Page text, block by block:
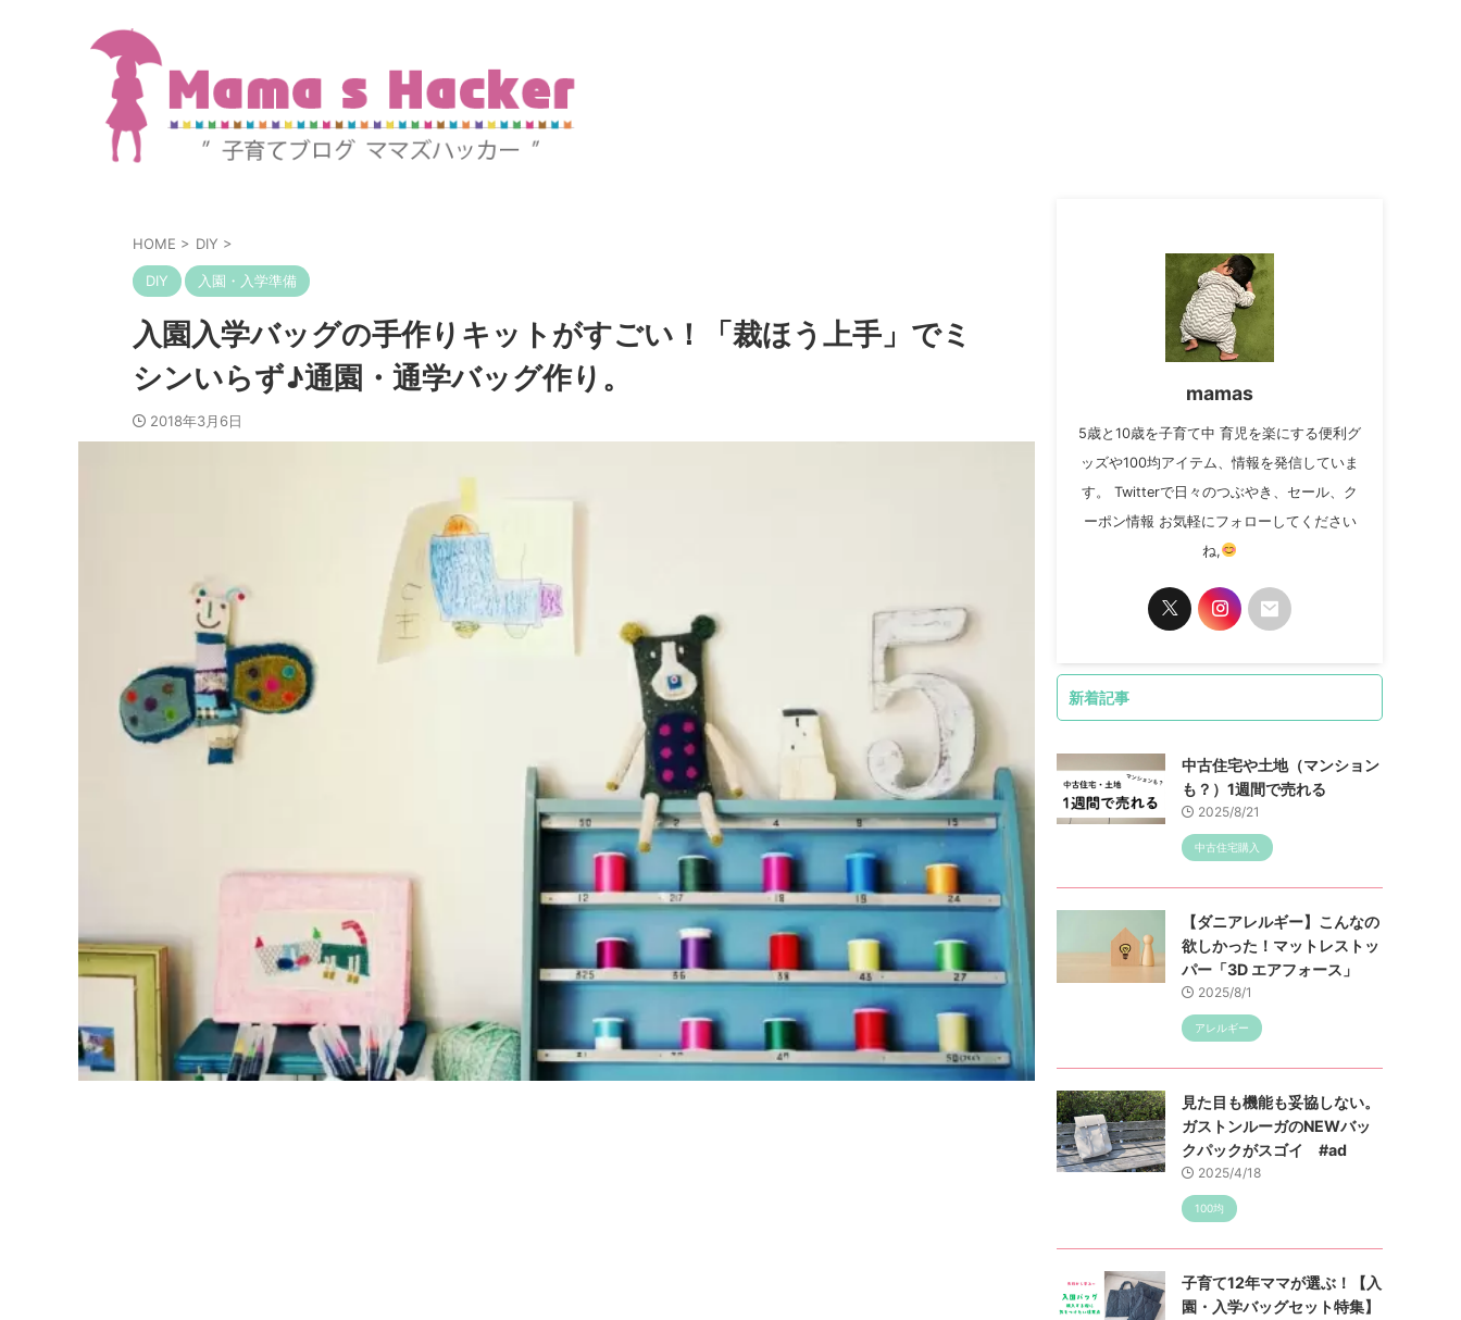
HOME > DIY >
DIY 入園・入学準備
入園入学バッグの手作りキットがすごい！「裁ほう上手」でミ
シンいらず♪通園・通学バッグ作り。
2018年3月6日
mamas
5歳と10歳を子育て中 育児を楽にする便利グ
ッズや100均アイテム、情報を発信していま
す。 Twitterで日々のつぶやき、セール、ク
ーポン情報 お気軽にフォローしてください
ね,
新着記事
中古住宅や土地（マンション
も？）1週間で売れる
2025/8/21
中古住宅購入
【ダニアレルギー】こんなの
欲しかった！マットレストッ
パー「3D エアフォース」
2025/8/1
アレルギー
見た目も機能も妥協しない。
ガストンルーガのNEWバッ
クパックがスゴイ #ad
2025/4/18
100均
子育て12年ママが選ぶ！【入
園・入学バッグセット特集】